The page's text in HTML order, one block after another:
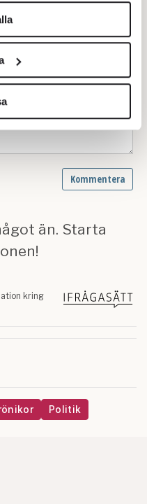
för att anpassa innehållet
vår trafik. Vi
och annan
sociala medier och
vi samarbetar med.
med annan
eller som de har
tjänster.
personuppgifter
Politik